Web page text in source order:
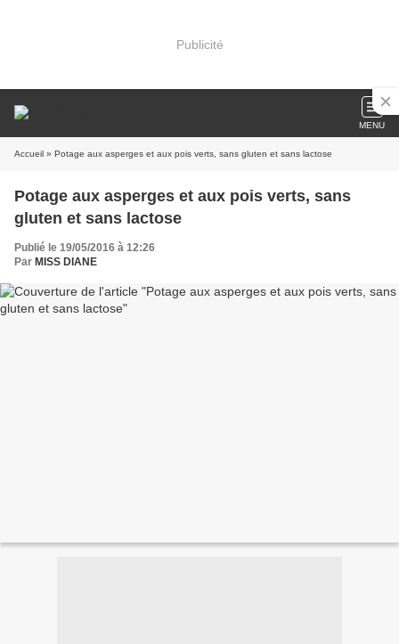
Publicité
MENU
Accueil » Potage aux asperges et aux pois verts, sans gluten et sans lactose
Potage aux asperges et aux pois verts, sans
gluten et sans lactose
Publié le 19/05/2016 à 12:26
Par MISS DIANE